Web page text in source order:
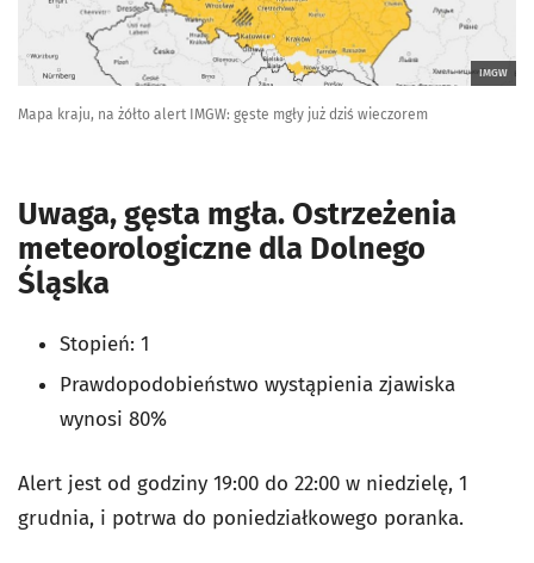
IMGW
Mapa kraju, na żółto alert IMGW: gęste mgły już dziś wieczorem
Uwaga, gęsta mgła. Ostrzeżenia
meteorologiczne dla Dolnego
Śląska
Stopień: 1
Prawdopodobieństwo wystąpienia zjawiska
wynosi 80%
Alert jest od godziny 19:00 do 22:00 w niedzielę, 1
grudnia, i potrwa do poniedziałkowego poranka.